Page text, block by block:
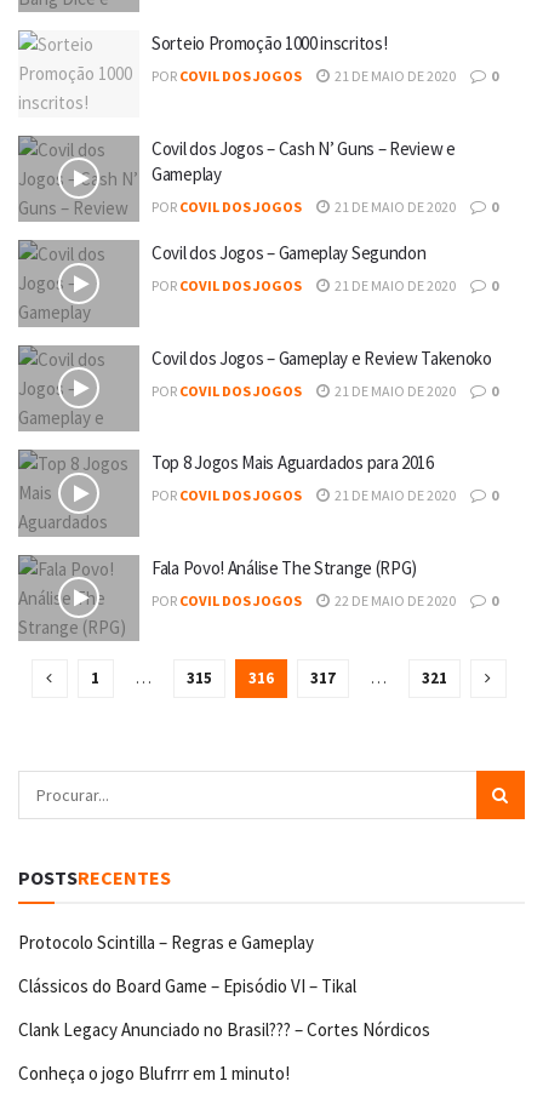
Sorteio Promoção 1000 inscritos!
POR COVIL DOS JOGOS 21 DE MAIO DE 2020 0
Covil dos Jogos – Cash N’ Guns – Review e
Gameplay
POR COVIL DOS JOGOS 21 DE MAIO DE 2020 0
Covil dos Jogos – Gameplay Segundon
POR COVIL DOS JOGOS 21 DE MAIO DE 2020 0
Covil dos Jogos – Gameplay e Review Takenoko
POR COVIL DOS JOGOS 21 DE MAIO DE 2020 0
Top 8 Jogos Mais Aguardados para 2016
POR COVIL DOS JOGOS 21 DE MAIO DE 2020 0
Fala Povo! Análise The Strange (RPG)
POR COVIL DOS JOGOS 22 DE MAIO DE 2020 0
1 … 315 316 317 … 321
POSTSRECENTES
Protocolo Scintilla – Regras e Gameplay
Clássicos do Board Game – Episódio VI – Tikal
Clank Legacy Anunciado no Brasil??? – Cortes Nórdicos
Conheça o jogo Blufrrr em 1 minuto!